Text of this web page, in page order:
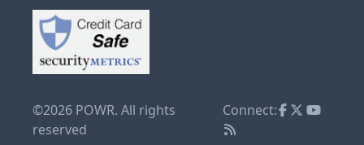
©2026 POWR. All rights
reserved
Connect: